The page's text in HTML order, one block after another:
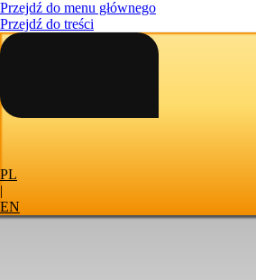
Przejdź do menu głównego
Przejdź do treści
PL
|
EN